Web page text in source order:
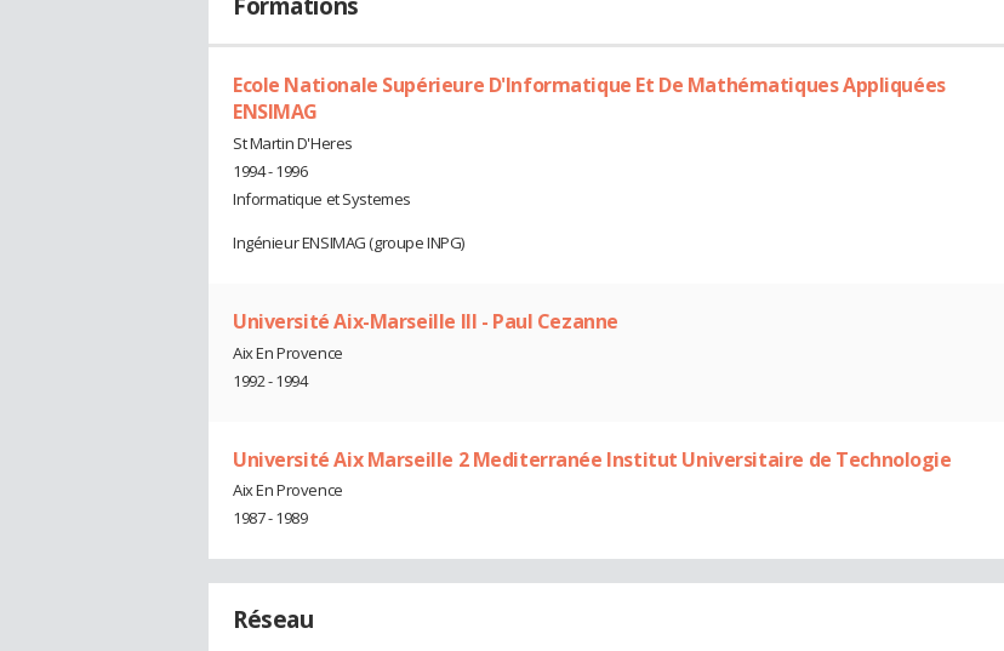
Formations
Ecole Nationale Supérieure D'Informatique Et De Mathématiques Appliquées
ENSIMAG
St Martin D'Heres
1994 - 1996
Informatique et Systemes
Ingénieur ENSIMAG (groupe INPG)
Université Aix-Marseille III - Paul Cezanne
Aix En Provence
1992 - 1994
Université Aix Marseille 2 Mediterranée Institut Universitaire de Technologie
Aix En Provence
1987 - 1989
Réseau